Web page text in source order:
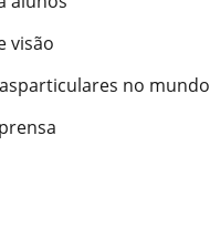
visão
no mundo